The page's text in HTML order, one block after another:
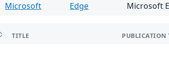
Microsoft Edge Microsoft
TITLE PUBLICATION